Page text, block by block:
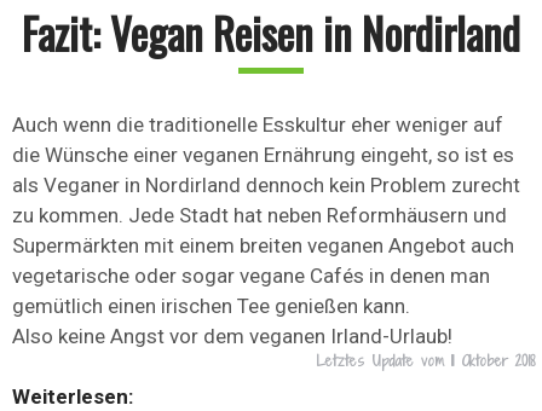
Fazit: Vegan Reisen in Nordirland
Auch wenn die traditionelle Esskultur eher weniger auf
die Wünsche einer veganen Ernährung eingeht, so ist es
als Veganer in Nordirland dennoch kein Problem zurecht
zu kommen. Jede Stadt hat neben Reformhäusern und
Supermärkten mit einem breiten veganen Angebot auch
vegetarische oder sogar vegane Cafés in denen man
gemütlich einen irischen Tee genießen kann.
Also keine Angst vor dem veganen Irland-Urlaub!
Letztes Update vom 11 Oktober 2018
Weiterlesen: